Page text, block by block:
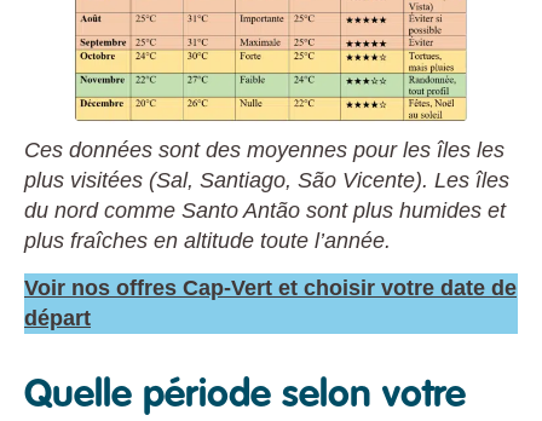
Ces données sont des moyennes pour les îles les
plus visitées (Sal, Santiago, São Vicente). Les îles
du nord comme Santo Antão sont plus humides et
plus fraîches en altitude toute l’année.
Voir nos offres Cap-Vert et choisir votre date de
départ
Quelle période selon votre